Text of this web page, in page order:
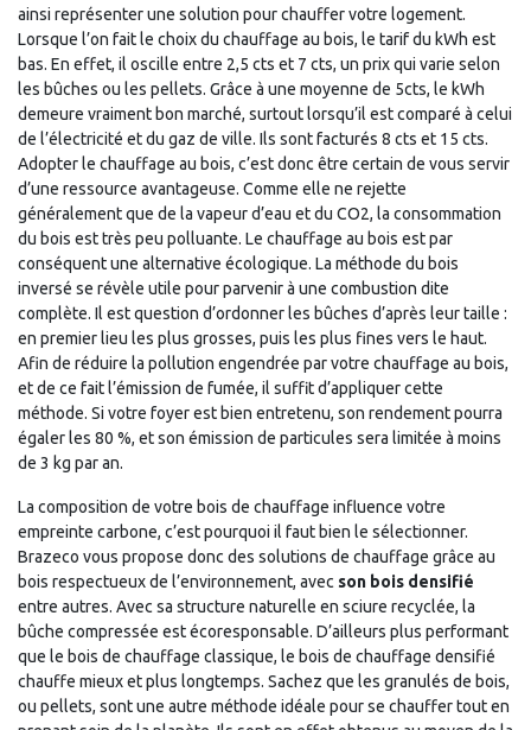
ainsi représenter une solution pour chauffer votre logement.
Lorsque l’on fait le choix du chauffage au bois, le tarif du kWh est
bas. En effet, il oscille entre 2,5 cts et 7 cts, un prix qui varie selon
les bûches ou les pellets. Grâce à une moyenne de 5cts, le kWh
demeure vraiment bon marché, surtout lorsqu’il est comparé à celui
de l’électricité et du gaz de ville. Ils sont facturés 8 cts et 15 cts.
Adopter le chauffage au bois, c’est donc être certain de vous servir
d’une ressource avantageuse. Comme elle ne rejette
généralement que de la vapeur d’eau et du CO2, la consommation
du bois est très peu polluante. Le chauffage au bois est par
conséquent une alternative écologique. La méthode du bois
inversé se révèle utile pour parvenir à une combustion dite
complète. Il est question d’ordonner les bûches d’après leur taille :
en premier lieu les plus grosses, puis les plus fines vers le haut.
Afin de réduire la pollution engendrée par votre chauffage au bois,
et de ce fait l’émission de fumée, il suffit d’appliquer cette
méthode. Si votre foyer est bien entretenu, son rendement pourra
égaler les 80 %, et son émission de particules sera limitée à moins
de 3 kg par an.
La composition de votre bois de chauffage influence votre
empreinte carbone, c’est pourquoi il faut bien le sélectionner.
Brazeco vous propose donc des solutions de chauffage grâce au
bois respectueux de l’environnement, avec son bois densifié
entre autres. Avec sa structure naturelle en sciure recyclée, la
bûche compressée est écoresponsable. D’ailleurs plus performant
que le bois de chauffage classique, le bois de chauffage densifié
chauffe mieux et plus longtemps. Sachez que les granulés de bois,
ou pellets, sont une autre méthode idéale pour se chauffer tout en